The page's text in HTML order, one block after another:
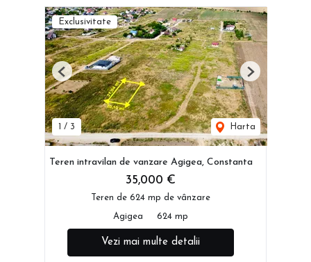
Exclusivitate
/ 3 Harta
Previous Next
Teren intravilan de vanzare Agigea, Constanta
35,000 €
Teren de 624 mp de vânzare
Agigea 624 mp
Vezi mai multe detalii